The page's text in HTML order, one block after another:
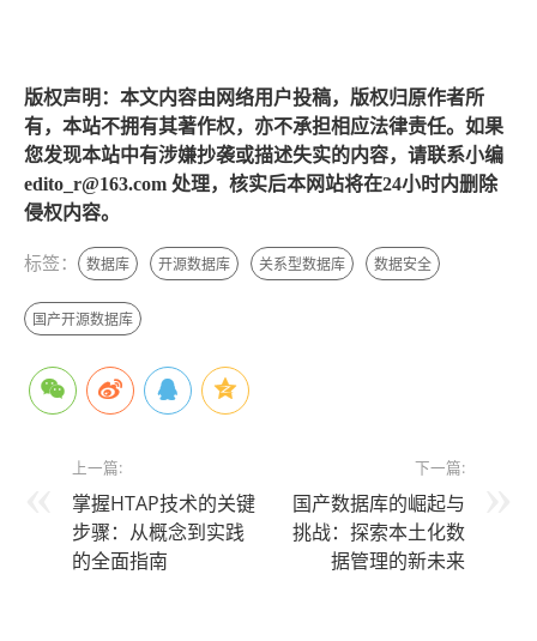
版权声明：本文内容由网络用户投稿，版权归原作者所
有，本站不拥有其著作权，亦不承担相应法律责任。如果
您发现本站中有涉嫌抄袭或描述失实的内容，请联系小编
edito_r@163.com 处理，核实后本网站将在24小时内删除
侵权内容。
标签： 数据库 开源数据库 关系型数据库 数据安全
国产开源数据库
上一篇:
掌握HTAP技术的关键
步骤：从概念到实践
的全面指南
下一篇:
国产数据库的崛起与
挑战：探索本土化数
据管理的新未来